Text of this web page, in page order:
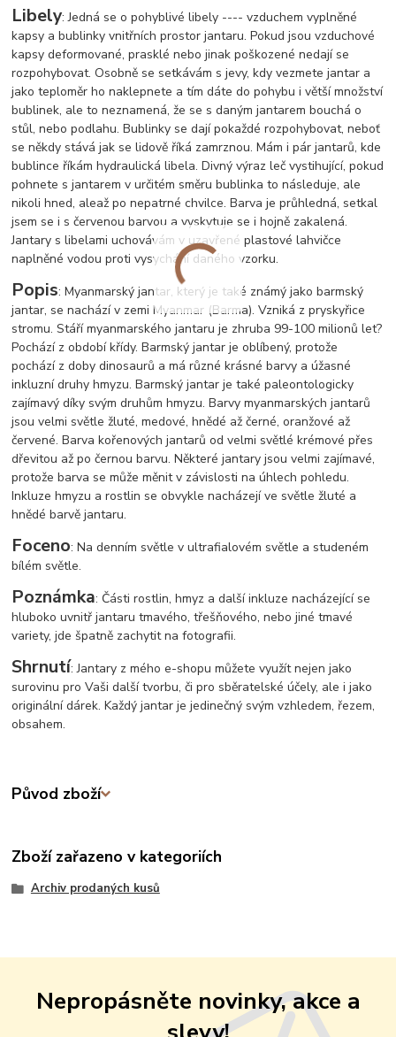
Libely: Jedná se o pohyblivé libely ---- vzduchem vyplněné
kapsy a bublinky vnitřních prostor jantaru. Pokud jsou vzduchové
kapsy deformované, prasklé nebo jinak poškozené nedají se
rozpohybovat. Osobně se setkávám s jevy, kdy vezmete jantar a
jako teploměr ho naklepnete a tím dáte do pohybu i větší množství
bublinek, ale to neznamená, že se s daným jantarem bouchá o
stůl, nebo podlahu. Bublinky se dají pokaždé rozpohybovat, neboť
se někdy stává jak se lidově říká zamrznou. Mám i pár jantarů, kde
bublince říkám hydraulická libela. Divný výraz leč vystihující, pokud
pohnete s jantarem v určitém směru bublinka to následuje, ale
nikoli hned, aleaž po nepatrné chvilce. Barva je průhledná, setkal
jsem se i s červenou barvou a vyskytuje se i hojně zakalená.
Jantary s libelami uchovávám v uzavřené plastové lahvičce
naplněné vodou proti vysychání daného vzorku.
Popis: Myanmarský jantar, který je také známý jako barmský
jantar, se nachází v zemi Myanmar (Barma). Vzniká z pryskyřice
stromu. Stáří myanmarského jantaru je zhruba 99-100 milionů let?
Pochází z období křídy. Barmský jantar je oblíbený, protože
pochází z doby dinosaurů a má různé krásné barvy a úžasné
inkluzní druhy hmyzu. Barmský jantar je také paleontologicky
zajímavý díky svým druhům hmyzu. Barvy myanmarských jantarů
jsou velmi světle žluté, medové, hnědé až černé, oranžové až
červené. Barva kořenových jantarů od velmi světlé krémové přes
dřevitou až po černou barvu. Některé jantary jsou velmi zajímavé,
protože barva se může měnit v závislosti na úhlech pohledu.
Inkluze hmyzu a rostlin se obvykle nacházejí ve světle žluté a
hnědé barvě jantaru.
Foceno: Na denním světle v ultrafialovém světle a studeném
bílém světle.
Poznámka: Části rostlin, hmyz a další inkluze nacházející se
hluboko uvnitř jantaru tmavého, třešňového, nebo jiné tmavé
variety, jde špatně zachytit na fotografii.
Shrnutí: Jantary z mého e-shopu můžete využít nejen jako
surovinu pro Vaši další tvorbu, či pro sběratelské účely, ale i jako
originální dárek. Každý jantar je jedinečný svým vzhledem, řezem,
obsahem.
Původ zboží
Zboží zařazeno v kategoriích
Archiv prodaných kusů
Nepropásněte novinky, akce a